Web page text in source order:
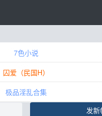
7色小说
囚爱（民国H）
极品淫乱合集
发新